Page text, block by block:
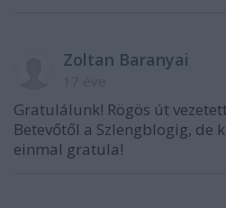
Zoltan Baranyai
Gratulálunk! Rögös út
Betevőtől a Szlengblogig, de
einmal gratula!